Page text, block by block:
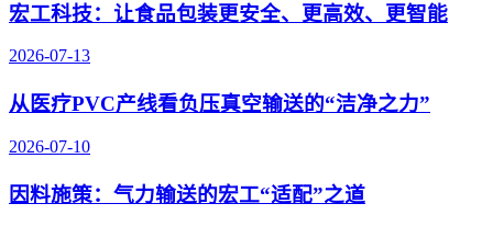
宏工科技：让食品包装更安全、更高效、更智能
2026-07-13
从医疗PVC产线看负压真空输送的“洁净之力”
2026-07-10
因料施策：气力输送的宏工“适配”之道